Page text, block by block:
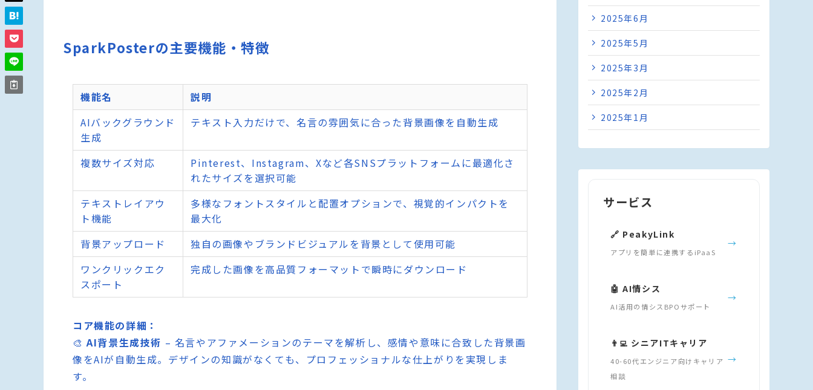
SparkPosterの主要機能・特徴
機能名
説明
AIバックグラウンド
生成
テキスト入力だけで、名言の雰囲気に合った背景画像を自動生成
複数サイズ対応
Pinterest、Instagram、Xなど各SNSプラットフォームに最適化さ
れたサイズを選択可能
テキストレイアウ
ト機能
多様なフォントスタイルと配置オプションで、視覚的インパクトを
最大化
背景アップロード
独自の画像やブランドビジュアルを背景として使用可能
ワンクリックエク
スポート
完成した画像を高品質フォーマットで瞬時にダウンロード
コア機能の詳細：
🎨AI背景生成技術 – 名言やアファメーションのテーマを解析し、感情や意味に合致した背景画
像をAIが自動生成。デザインの知識がなくても、プロフェッショナルな仕上がりを実現しま
す。
2025年6月
2025年5月
2025年3月
2025年2月
2025年1月
サービス
🔗 PeakyLink
アプリを簡単に連携するiPaaS
→
🤖 AI情シス
AI活用の情シスBPOサポート
→
👨‍💻 シニアITキャリア
40-60代エンジニア向けキャリア
相談
→